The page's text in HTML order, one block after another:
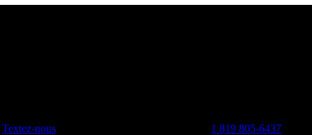
Textez-nous 1 819 805-6437